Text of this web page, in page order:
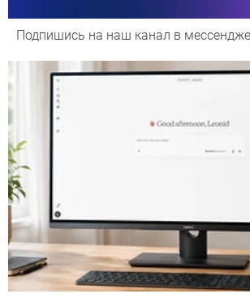
Подпишись на наш канал в